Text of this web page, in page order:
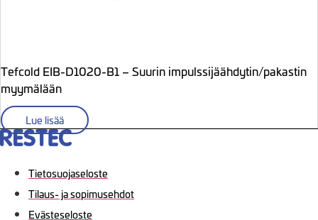
Tefcold EIB-D1020-B1 – Suurin impulssijäähdytin/pakastin
myymälään
Lue lisää
Tietosuojaseloste
Tilaus- ja sopimusehdot
Evästeseloste